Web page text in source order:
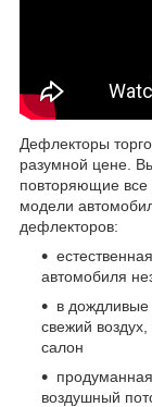
Дефлекторы
разумной цене.
повторяющие все
модели
дефлекторов:
автомобиля
в дождливые
свежий
салон
воздушный